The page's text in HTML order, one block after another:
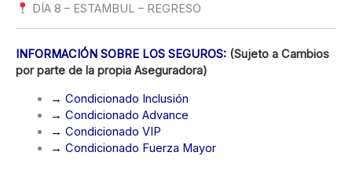
DÍA 8 – ESTAMBUL – REGRESO
INFORMACIÓN SOBRE LOS SEGUROS: (Sujeto a Cambios
por parte de la propia Aseguradora)
→ Condicionado Inclusión
→ Condicionado Advance
→ Condicionado VIP
→ Condicionado Fuerza Mayor